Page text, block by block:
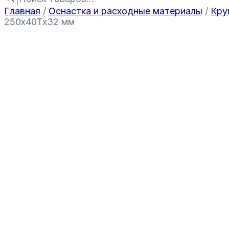
Главная / Оснастка и расходные материалы /
250x40Tx32 мм